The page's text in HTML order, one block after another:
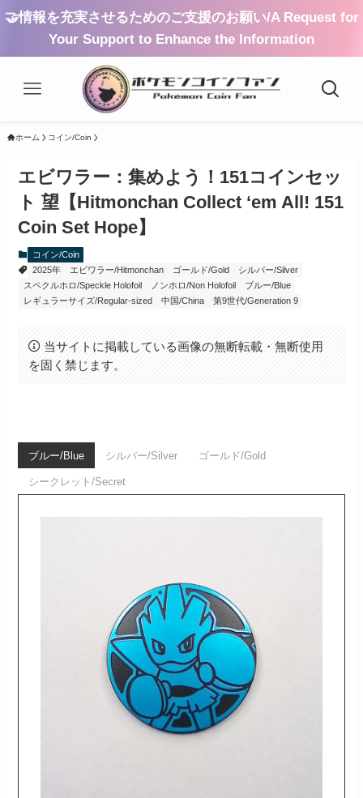
🤝情報を充実させるためのご支援のお願い/A Request for
Your Support to Enhance the Information
ホーム コイン/Coin
エビワラー：集めよう！151コインセッ
ト 望【Hitmonchan Collect ‘em All! 151
Coin Set Hope】
コイン/Coin
2025年
エビワラー/Hitmonchan ゴールド/Gold
シルバー/Silver
スペクルホロ/Speckle Holofoil
ノンホロ/Non Holofoil
ブルー/Blue
レギュラーサイズ/Regular-sized
中国/China 第9世代/Generation 9
当サイトに掲載している画像の無断転載・無断使用
を固く禁じます。
ブルー/Blue シルバー/Silver ゴールド/Gold
シークレット/Secret